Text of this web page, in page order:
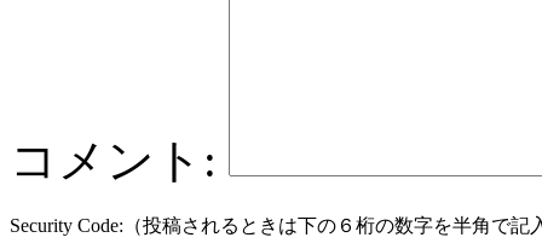
コメント:
Security Code:（投稿されるときは下の６桁の数字を半角で記